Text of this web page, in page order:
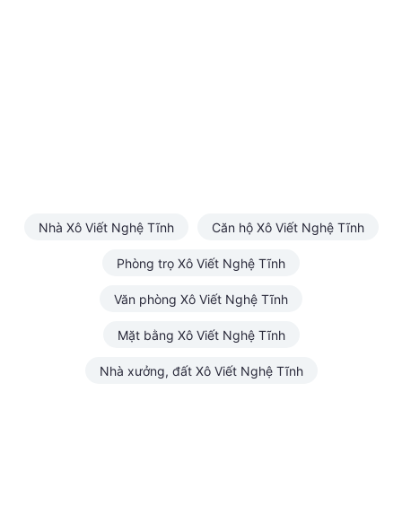
Nhà Xô Viết Nghệ Tĩnh Căn hộ Xô Viết Nghệ Tĩnh
Phòng trọ Xô Viết Nghệ Tĩnh
Văn phòng Xô Viết Nghệ Tĩnh
Mặt bằng Xô Viết Nghệ Tĩnh
Nhà xưởng, đất Xô Viết Nghệ Tĩnh